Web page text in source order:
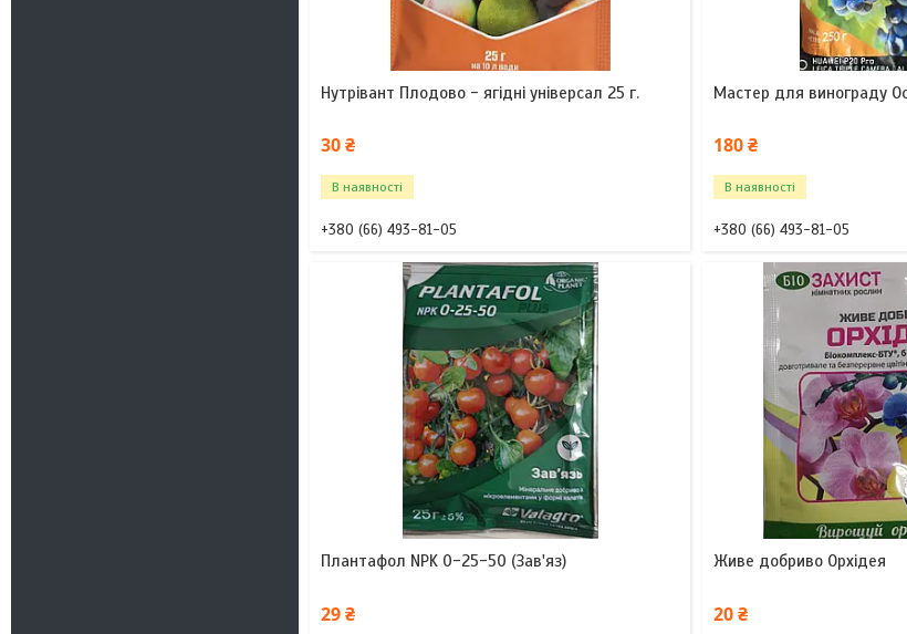
Нутрівант Плодово - ягідні універсал 25 г.
30 ₴
В наявності
+380 (66) 493-81-05
Мастер для винограду
180 ₴
В наявності
+380 (66) 493-81-05
Плантафол NPK 0-25-50 (Зав'яз)
29 ₴
Живе добриво Орхідея
20 ₴